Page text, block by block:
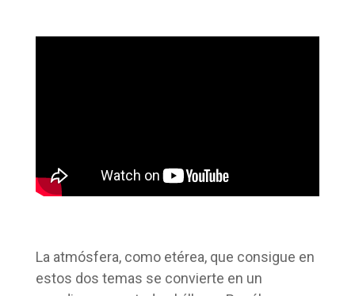
La atmósfera, como etérea, que consigue en
estos dos temas se convierte en un